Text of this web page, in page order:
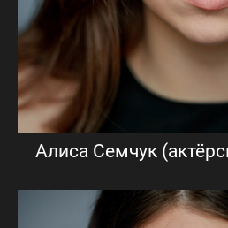
Алиса Семчук